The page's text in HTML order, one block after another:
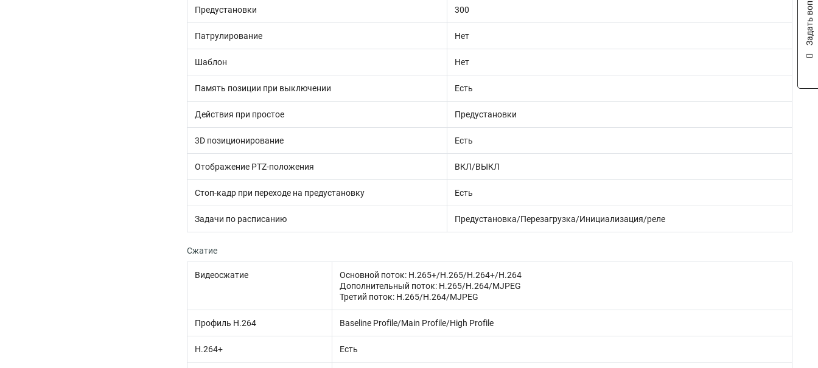
Предустановки 300
Патрулирование Нет
Шаблон Нет
Память позиции при выключении Есть
Действия при простое Предустановки
3D позиционирование Есть
Отображение PTZ-положения ВКЛ/ВЫКЛ
Стоп-кадр при переходе на предустановку Есть
Задачи по расписанию Предустановка/Перезагрузка/Инициализация/реле
Сжатие
Видеосжатие
Основной поток: H.265+/H.265/H.264+/H.264
Дополнительный поток: H.265/H.264/MJPEG
Третий поток: H.265/H.264/MJPEG
Профиль H.264 Baseline Profile/Main Profile/High Profile
H.264+ Есть
Задать вопрос